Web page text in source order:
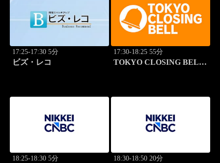
17:25-17:30 5分
ビズ・レコ
17:30-18:25 55分
TOKYO CLOSING BELL
18:25-18:30 5分 18:30-18:50 20分